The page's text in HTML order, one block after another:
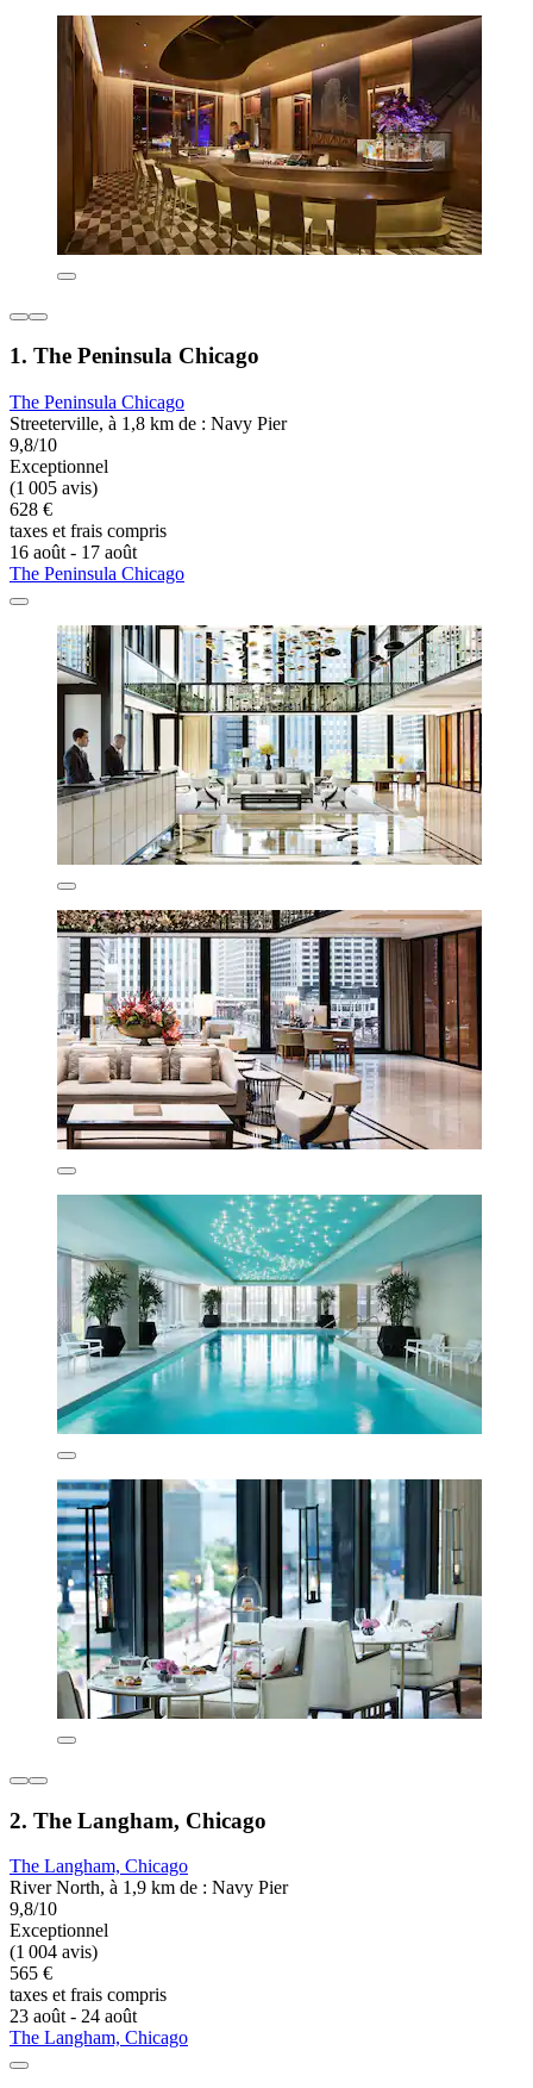
1. The Peninsula Chicago
The Peninsula Chicago
Streeterville, à 1,8 km de : Navy Pier
9,8/10
Exceptionnel
(1 005 avis)
628 €
taxes et frais compris
16 août - 17 août
The Peninsula Chicago
2. The Langham, Chicago
The Langham, Chicago
River North, à 1,9 km de : Navy Pier
9,8/10
Exceptionnel
(1 004 avis)
565 €
taxes et frais compris
23 août - 24 août
The Langham, Chicago